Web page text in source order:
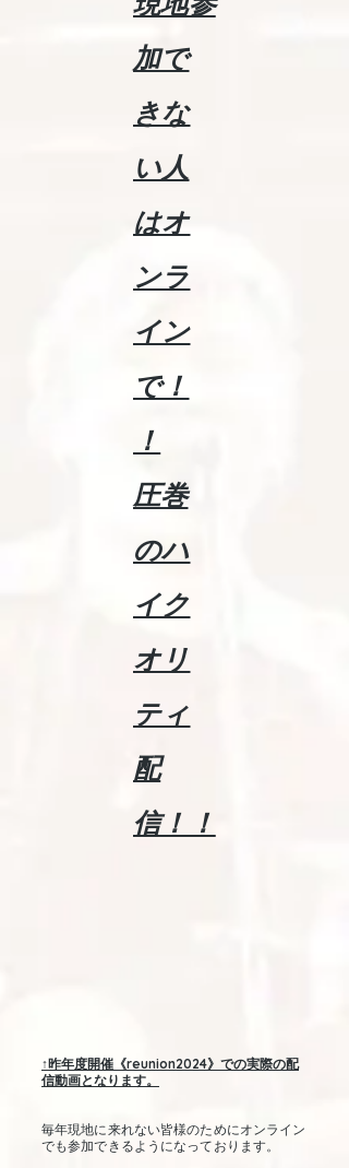
加で
きな
い人
はオ
ンラ
イン
で！
！
​圧巻
のハ
イク
オリ
ティ
配
信！！
​↑昨年度開催《reunion2024》での実際の配
信動画となります。
毎年現地に来れない皆様のためにオンライン
でも参加できるようになっております。